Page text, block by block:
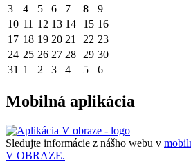
3
4 5 6 7 8
9
10 11 12 13 14 15 16
17 18 19 20 21 22 23
24 25 26 27 28 29 30
31 1 2 3 4 5 6
Mobilná aplikácia
Sledujte informácie z nášho webu v
V OBRAZE.